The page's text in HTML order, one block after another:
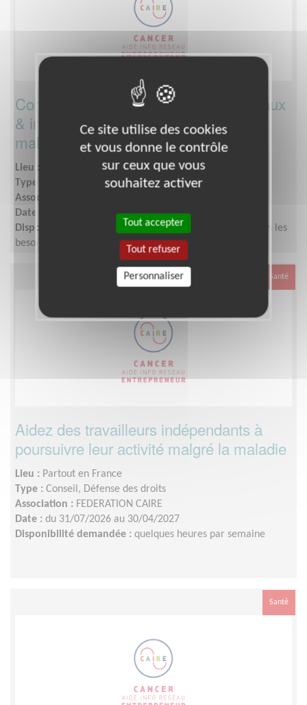
Conseil juridique ponctuel (droits sociaux
& indépendants) pour des travailleurs
malades
Lieu :
Partout en France
Type :
Conseil, Défense des droits
Association :
Date :
Disponibilité demandée :Interventions ponctuelles selon les
besoins. Entièrement à distance. Engagement flexible.
Santé
Aidez des travailleurs indépendants à
poursuivre leur activité malgré la maladie
Lieu : Partout en France
Type : Conseil, Défense des droits
Association : FEDERATION CAIRE
Date : du 31/07/2026 au 30/04/2027
Disponibilité demandée : quelques heures par semaine
Santé
Ce site utilise des cookies
et vous donne le contrôle
sur ceux que vous
souhaitez activer
Tout accepter
Tout refuser
Personnaliser